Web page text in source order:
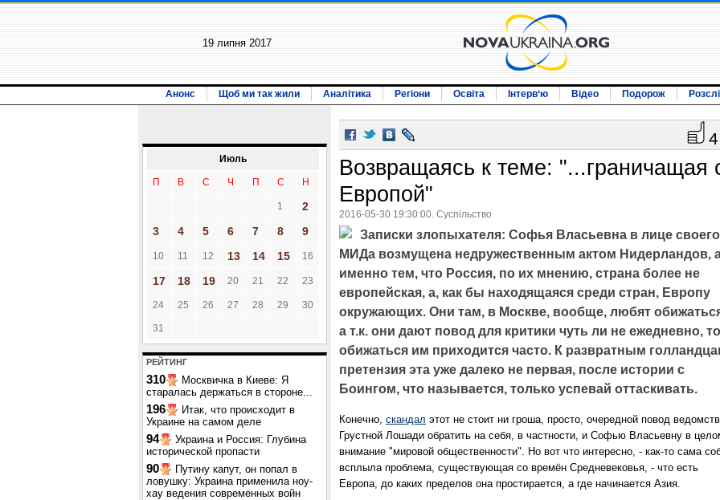
19 липня 2017
Анонс Щоб ми так жили Аналітика Регіони Освіта Інтерв‘ю Відео Подорож
Июль
П В С Ч П С Н
1
2
3
4 5 6 7 8 9
10 11 12 13 14 15 16
17 18 19 20 21 22 23
24 25 26 27 28 29 30
31
РЕЙТИНГ
310
Москвичка в Киеве: Я
старалась держаться в стороне...
196
Итак, что происходит в
Украине на самом деле
94
Украина и Россия: Глубина
исторической пропасти
90
Путину капут, он попал в
ловушку: Украина применила ноу-
хау ведения современных войн
4
Возвращаясь к теме: "...граничащая
Европой"
2016-05-30 19:30:00. Суспільство
Записки злопыхателя: Софья Власьевна в лице своего
МИДа возмущена недружественным актом Нидерландов,
именно тем, что Россия, по их мнению, страна более не
европейская, а, как бы находящаяся среди стран, Европу
окружающих. Они там, в Москве, вообще, любят
а т.к. они дают повод для критики чуть ли не ежедневно,
обижаться им приходится часто. К развратным
претензия эта уже далеко не первая, после истории с
Боингом, что называется, только успевай оттаскивать.
Конечно, скандал этот не стоит ни гроша, просто, очередной повод
Грустной Лошади обратить на себя, в частности, и Софью Власьевну в
внимание "мировой общественности". Но вот что интересно, - как-то сама
всплыла проблема, существующая со времён Средневековья, - что есть
Европа, до каких пределов она простирается, а где начинается Азия.